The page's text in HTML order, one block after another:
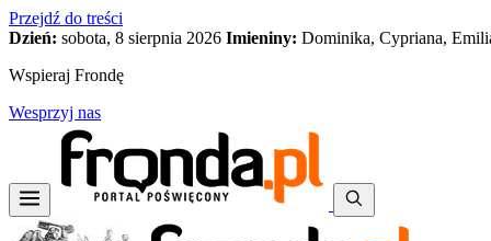
Przejdź do treści
Dzień: sobota, 8 sierpnia 2026 Imieniny: Dominika, Cypriana,
Wspieraj Frondę
Wesprzyj nas